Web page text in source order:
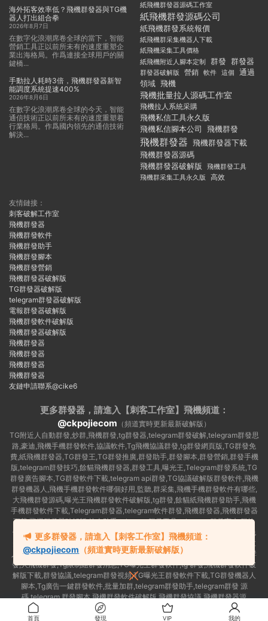
海外拓客效率低？飛機群發器與TG機
器人打出組合拳
2026年8月7日
在數字化浪潮席卷全球的當下，智能
營銷工具正以前所未有的速度重塑企
業出海格局。作爲連接全球用戶的關
鍵橋...
手動拉人耗時3倍，飛機群發器新智
能調度系統提速400%
2026年8月6日
在數字化浪潮席卷全球的今天，智能
通信技術正以前所未有的速度重塑着
行業格局。作爲國内領先的通信技術
解決...
紙飛機群發器源碼工作室
紙飛機群發源碼公司
紙飛機群發系統報價
紙飛機群采集機器人下載
紙飛機采集工具價格
紙飛機附近人腳本定制
群發 群發器
群發器破解版 營銷 軟件 這個
通過
領域 飛機
飛機批量拉人源碼工作室
飛機拉人系統采購
飛機私信工具永久版
飛機私信腳本公司
飛機群發
飛機群發器 飛機群發器下載
飛機群發器源碼
飛機群發器破解版
飛機群發工具
飛機群采集工具永久版
高效
友情鏈接：
刺客破解工作室
飛機群發器
飛機群發軟件
飛機群發助手
飛機群發腳本
飛機群發營銷
飛機群發器破解版
TG群發器破解版
telegram群發器破解版
電報群發器破解版
飛機群發軟件破解版
飛機群發器破解版
飛機群發器
飛機群發器
飛機群發器
飛機群發器
友鏈申請聯系@cike6
更多群發器，請進入【刺客工作室】 飛機頻道：
@ckpojiecom （頻道實時更新最新破解版）
TG附近人自動群發,炒群,飛機群發,tg群發器,telegram群發破解,telegram群發思
路,豪迪,飛機手機群發軟件,協議軟件,Tg飛機協議群發,tg群發網頁版,TG群發免
費,紙飛機群發器,TG群發王,TG群發推廣,群發助手,群發腳本,群發營銷,群發手機
版,telegram群發技巧,餘貓飛機群發器,群發工具,曝光王,Telegram群發系統,TG
群發廣告腳本,TG群發軟件下載,telegram api群發,TG協議破解版群發軟件,飛機
群發機器人,飛機手機群發軟件哪個好用,監聽,群采集,飛機手機群發軟件有哪些,
大飛機群發源碼,曝光王飛機群發軟件破解版,tg群發,餘貓紙飛機群發助手,飛機
手機群發軟件下載,Telegram群發器,telegram軟件群發,飛機群發器,飛機群發器
下載,飛機群發器破解版,拉人助手,telegram群發工具,telegram 群發言,加群軟
件,Telegram怎麽群發,協議号注冊機,TG機器人群發消息,群發軟件,tg群發器免
費版,私信軟件,tg群發廣告,telegram群發規則,telegram群發,telegram 群發,拉
人軟件,telegram批量群發,群發器破解版,曝光王飛機群發軟件,telegram自動群
發,大飛機群發,Tg限制組群發消息,TG曝光王群發軟件,tg 群發,飛機群發軟件破
解版下載,群發協議,telegram群發視頻,TG曝光王群發軟件下載,TG群發機器人
腳本,Tg廣告一鍵群發軟件,批量加群,telegram群發助手,telegram群發 源
碼,telegram 群發腳本,飛機群發軟件破解版,飛機群發協議,飛機群發器源
碼,telegram 群發工具,如何群發telegram,TG群發器
首頁 發現 VIP 我的
更多群發器，請進入【刺客工作室】飛機頻道：
@ckpojiecom （頻道實時更新最新破解版）